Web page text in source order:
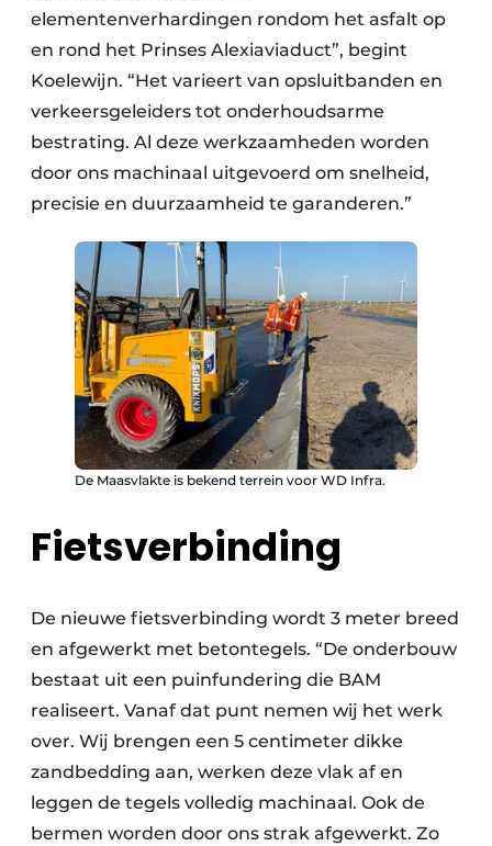
elementenverhardingen rondom het asfalt op
en rond het Prinses Alexiaviaduct”, begint
Koelewijn. “Het varieert van opsluitbanden en
verkeersgeleiders tot onderhoudsarme
bestrating. Al deze werkzaamheden worden
door ons machinaal uitgevoerd om snelheid,
precisie en duurzaamheid te garanderen.”
De Maasvlakte is bekend terrein voor WD Infra.
Fietsverbinding
De nieuwe fietsverbinding wordt 3 meter breed
en afgewerkt met betontegels. “De onderbouw
bestaat uit een puinfundering die BAM
realiseert. Vanaf dat punt nemen wij het werk
over. Wij brengen een 5 centimeter dikke
zandbedding aan, werken deze vlak af en
leggen de tegels volledig machinaal. Ook de
bermen worden door ons strak afgewerkt. Zo